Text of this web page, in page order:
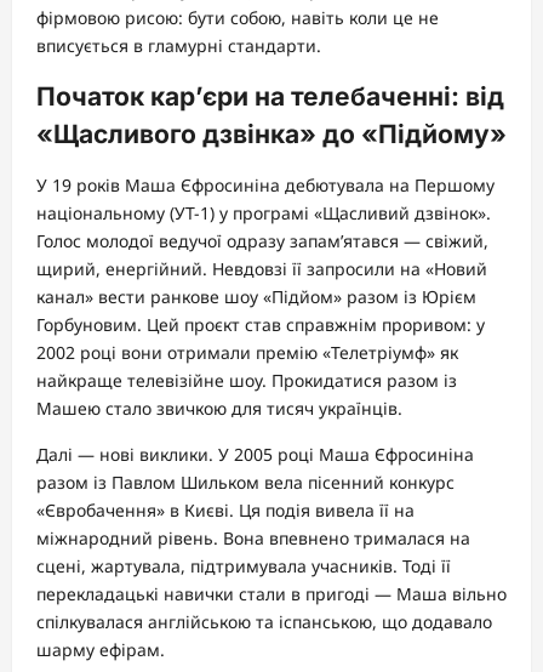
фірмовою рисою: бути собою, навіть коли це не
вписується в гламурні стандарти.
Початок кар’єри на телебаченні: від
«Щасливого дзвінка» до «Підйому»
У 19 років Маша Єфросиніна дебютувала на Першому
національному (УТ-1) у програмі «Щасливий дзвінок».
Голос молодої ведучої одразу запам’ятався — свіжий,
щирий, енергійний. Невдовзі її запросили на «Новий
канал» вести ранкове шоу «Підйом» разом із Юрієм
Горбуновим. Цей проєкт став справжнім проривом: у
2002 році вони отримали премію «Телетріумф» як
найкраще телевізійне шоу. Прокидатися разом із
Машею стало звичкою для тисяч українців.
Далі — нові виклики. У 2005 році Маша Єфросиніна
разом із Павлом Шильком вела пісенний конкурс
«Євробачення» в Києві. Ця подія вивела її на
міжнародний рівень. Вона впевнено трималася на
сцені, жартувала, підтримувала учасників. Тоді її
перекладацькі навички стали в пригоді — Маша вільно
спілкувалася англійською та іспанською, що додавало
шарму ефірам.